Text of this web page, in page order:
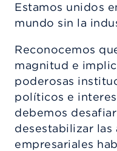
Estamos unidos
mundo sin la
Reconocemos
magnitud e
poderosas
políticos e
debemos
desestabilizar las
empresariales